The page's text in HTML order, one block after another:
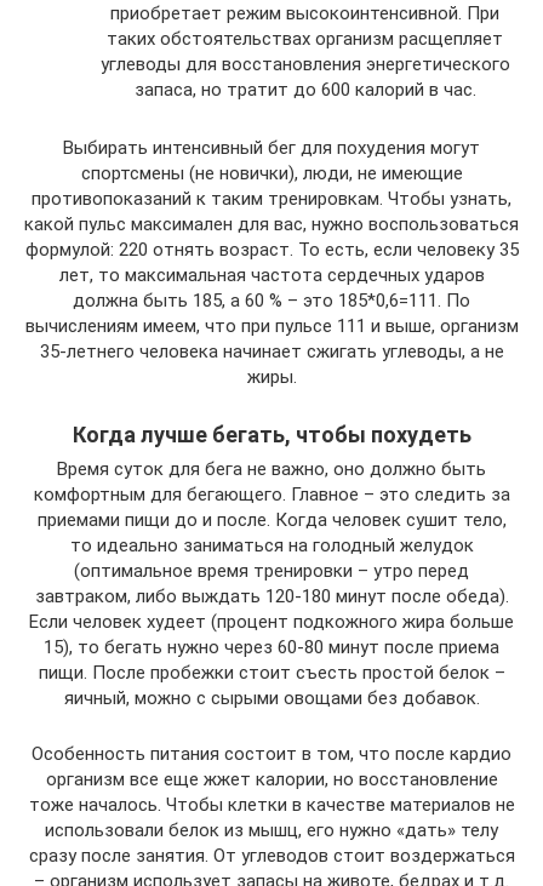
приобретает режим высокоинтенсивной. При
таких обстоятельствах организм расщепляет
углеводы для восстановления энергетического
запаса, но тратит до 600 калорий в час.
Выбирать интенсивный бег для похудения могут
спортсмены (не новички), люди, не имеющие
противопоказаний к таким тренировкам. Чтобы узнать,
какой пульс максимален для вас, нужно воспользоваться
формулой: 220 отнять возраст. То есть, если человеку 35
лет, то максимальная частота сердечных ударов
должна быть 185, а 60 % – это 185*0,6=111. По
вычислениям имеем, что при пульсе 111 и выше, организм
35-летнего человека начинает сжигать углеводы, а не
жиры.
Когда лучше бегать, чтобы похудеть
Время суток для бега не важно, оно должно быть
комфортным для бегающего. Главное – это следить за
приемами пищи до и после. Когда человек сушит тело,
то идеально заниматься на голодный желудок
(оптимальное время тренировки – утро перед
завтраком, либо выждать 120-180 минут после обеда).
Если человек худеет (процент подкожного жира больше
15), то бегать нужно через 60-80 минут после приема
пищи. После пробежки стоит съесть простой белок –
яичный, можно с сырыми овощами без добавок.
Особенность питания состоит в том, что после кардио
организм все еще жжет калории, но восстановление
тоже началось. Чтобы клетки в качестве материалов не
использовали белок из мышц, его нужно «дать» телу
сразу после занятия. От углеводов стоит воздержаться
– организм использует запасы на животе, бедрах и т.д.